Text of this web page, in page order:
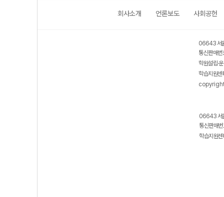
회사소개 언론보도 사회공헌
06643 서
통신판매
학원설립·
학습지원
06643 서
통신판매
학습지원